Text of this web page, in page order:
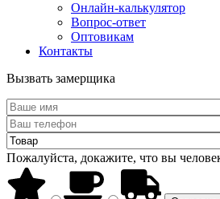
Онлайн-калькулятор
Вопрос-ответ
Оптовикам
Контакты
Вызвать замерщика
Пожалуйста, докажите, что вы